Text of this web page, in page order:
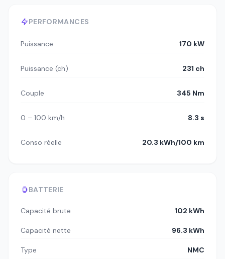
PERFORMANCES
Puissance 170 kW
Puissance (ch) 231 ch
Couple 345 Nm
0 – 100 km/h 8.3 s
Conso réelle 20.3 kWh/100 km
BATTERIE
Capacité brute 102 kWh
Capacité nette 96.3 kWh
Type NMC